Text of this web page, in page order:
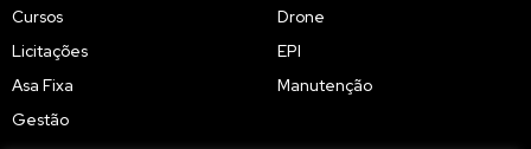
Cursos
Licitações
Asa Fixa
Gestão
Drone
EPI
Manutenção